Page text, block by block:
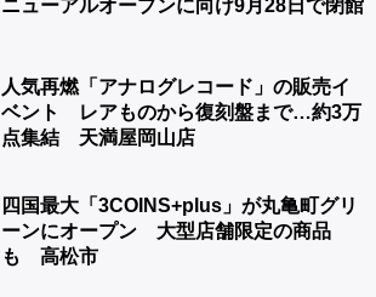
ニューアルオープンに向け9月28日で閉館
人気再燃「アナログレコード」の販売イ
ベント レアものから復刻盤まで…約3万
点集結 天満屋岡山店
四国最大「3COINS+plus」が丸亀町グリ
ーンにオープン 大型店舗限定の商品
も 高松市